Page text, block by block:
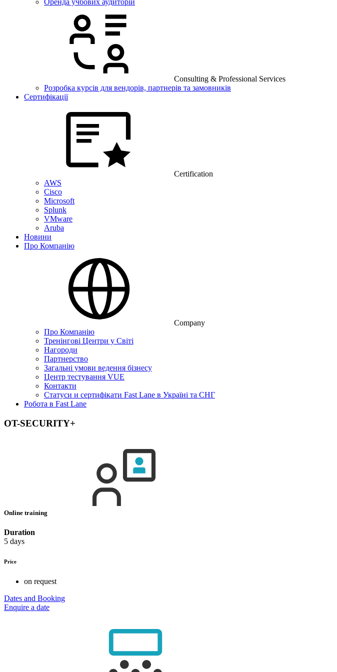
Оренда учбових аудиторій
Consulting & Professional Services
Розробка курсів для вендорів, партнерів та замовників
Сертифікації
Certification
AWS
Cisco
Microsoft
Splunk
VMware
Aruba
Новини
Про Компанію
Company
Про Компанію
Тренінгові Центри у Світі
Нагороди
Партнерство
Загальні умови ведення бізнесу
Центр тестування VUE
Контакти
Статуси и сертифікати Fast Lane в Україні та СНГ
Робота в Fast Lane
OT-SECURITY+
Online training
Duration
5 days
Price
on request
Dates and Booking
Enquire a date